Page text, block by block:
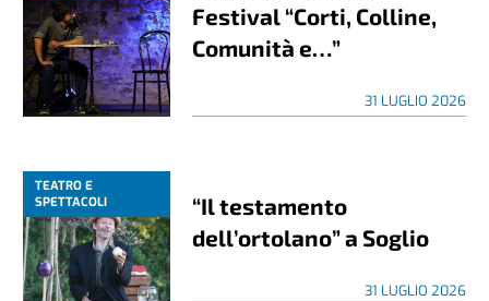
Festival “Corti, Colline,
Comunità e…”
31 LUGLIO 2026
TEATRO E
SPETTACOLI
“Il testamento
dell’ortolano” a Soglio
31 LUGLIO 2026